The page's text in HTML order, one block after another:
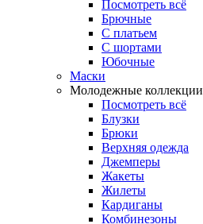
Посмотреть всё
Брючные
С платьем
С шортами
Юбочные
Маски
Молодежные коллекции
Посмотреть всё
Блузки
Брюки
Верхняя одежда
Джемперы
Жакеты
Жилеты
Кардиганы
Комбинезоны